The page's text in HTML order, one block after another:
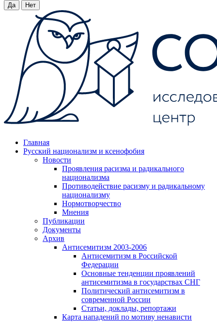
Да Нет
Главная
Русский национализм и ксенофобия
Новости
Проявления расизма и радикального
национализма
Противодействие расизму и радикальному
национализму
Нормотворчество
Мнения
Публикации
Документы
Архив
Антисемитизм 2003-2006
Антисемитизм в Российской
Федерации
Основные тенденции проявлений
антисемитизма в государствах СНГ
Политический антисемитизм в
современной России
Статьи, доклады, репортажи
Карта нападений по мотиву ненависти